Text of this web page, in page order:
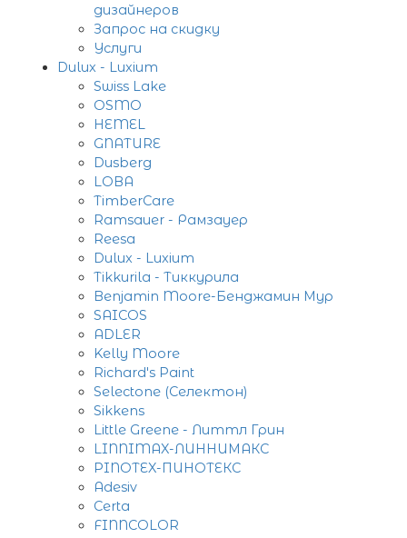
дизайнеров
Запрос на скидку
Услуги
Dulux - Luxium
Swiss Lake
OSMO
HEMEL
GNATURE
Dusberg
LOBA
TimberCare
Ramsauer - Рамзауер
Reesa
Dulux - Luxium
Tikkurila - Тиккурила
Benjamin Moore-Бенджамин Мур
SAICOS
ADLER
Kelly Moore
Richard's Paint
Selectone (Селектон)
Sikkens
Little Greene - Литтл Грин
LINNIMAX-ЛИННИМАКС
PINOTEX-ПИНОТЕКС
Adesiv
Certa
FINNCOLOR